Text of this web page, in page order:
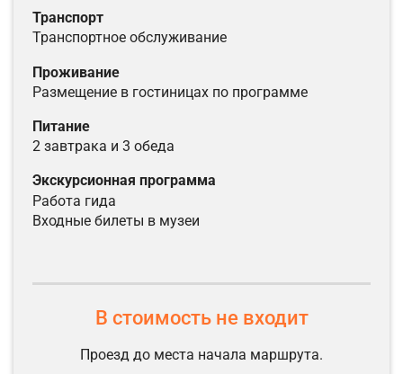
транспорт
транспортное обслуживание
проживание
размещение в гостиницах по программе
питание
2 завтрака и 3 обеда
экскурсионная программа
работа гида
входные билеты в музеи
В стоимость не входит
Проезд до места начала маршрута.